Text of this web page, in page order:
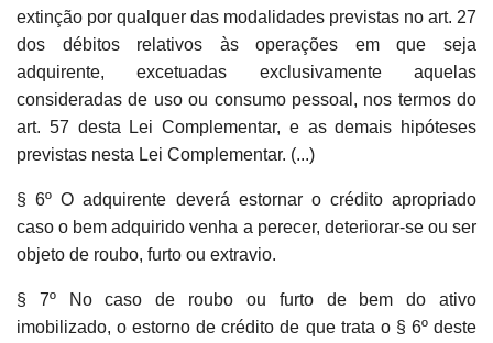
extinção por qualquer das modalidades previstas no art. 27
dos débitos relativos às operações em que seja
adquirente, excetuadas exclusivamente aquelas
consideradas de uso ou consumo pessoal, nos termos do
art. 57 desta Lei Complementar, e as demais hipóteses
previstas nesta Lei Complementar. (...)
§ 6º O adquirente deverá estornar o crédito apropriado
caso o bem adquirido venha a perecer, deteriorar-se ou ser
objeto de roubo, furto ou extravio.
§ 7º No caso de roubo ou furto de bem do ativo
imobilizado, o estorno de crédito de que trata o § 6º deste